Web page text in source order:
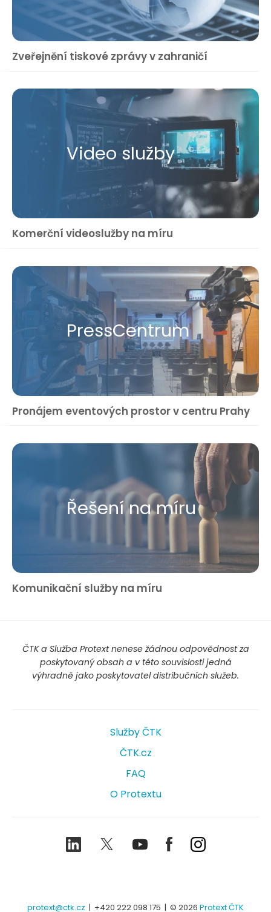
Zveřejnění tiskové zprávy v zahraničí
Video služby
Komerční videoslužby na míru
Press​Centrum
Pronájem eventových prostor v centru Prahy
Řešení na míru
Komunikační služby na míru
ČTK a Služba Protext nenese žádnou odpovědnost za
poskytovaný obsah a v této souvislosti jedná
výhradně jako poskytovatel distribučních služeb.
Služby ČTK
ČTK.cz
FAQ
O Protextu
LinkedIn TwitterYoutubeFacebookInstagram
protext@ctk.cz | +420 222 098 175 | © 2026 Protext ČTK